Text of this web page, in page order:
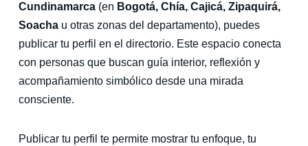
Cundinamarca(en Bogotá, Chía, Cajicá, Zipaquirá,
Soachau otras zonas del departamento), puedes
publicar tu perfil en el directorio. Este espacio conecta
con personas que buscan guía interior, reflexión y
acompañamiento simbólico desde una mirada
consciente.
Publicar tu perfil te permite mostrar tu enfoque, tu